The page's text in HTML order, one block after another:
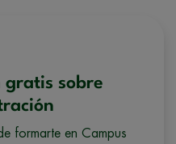
gratis sobre
formarte en Campus